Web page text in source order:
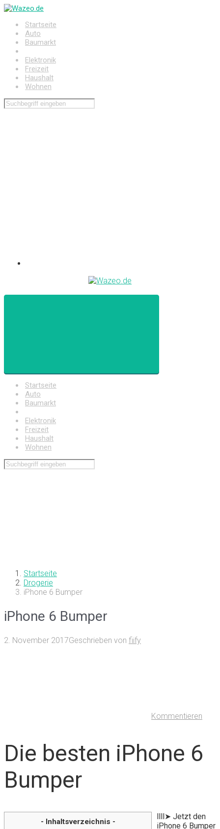
Zum
springenStartseite
Auto
Baumarkt
Elektronik
Freizeit
Haushalt
Wohnen
Startseite
Auto
Baumarkt
Elektronik
Freizeit
Haushalt
Wohnen
Startseite
Drogerie
iPhone 6 Bumper
iPhone 6 Bumper
2. November 2017Geschrieben von fiify
Kommentieren
Die besten iPhone 6
Bumper
- Inhaltsverzeichnis -
llll➤ Jetzt den
iPhone 6 Bumper